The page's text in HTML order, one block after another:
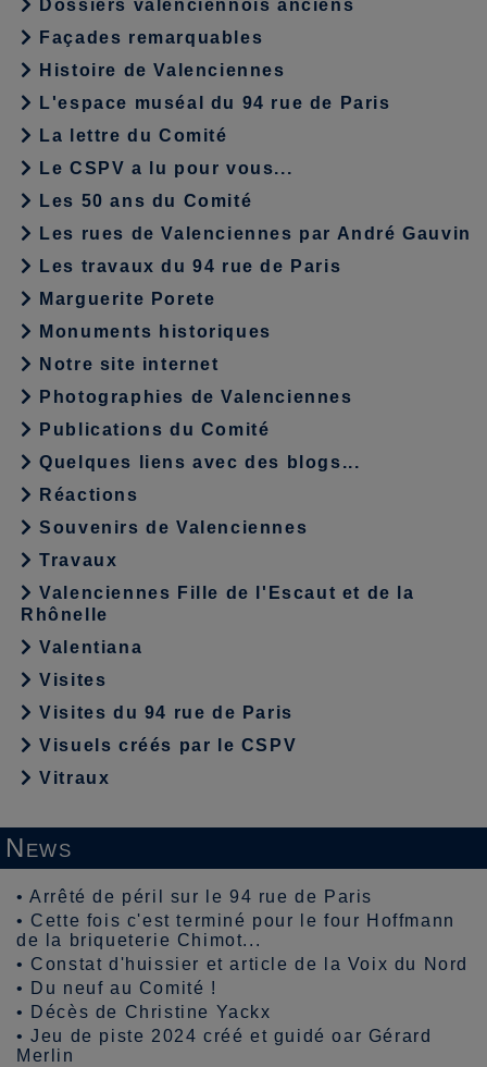
Dossiers valenciennois anciens
Façades remarquables
Histoire de Valenciennes
L'espace muséal du 94 rue de Paris
La lettre du Comité
Le CSPV a lu pour vous...
Les 50 ans du Comité
Les rues de Valenciennes par André Gauvin
Les travaux du 94 rue de Paris
Marguerite Porete
Monuments historiques
Notre site internet
Photographies de Valenciennes
Publications du Comité
Quelques liens avec des blogs...
Réactions
Souvenirs de Valenciennes
Travaux
Valenciennes Fille de l'Escaut et de la
Rhônelle
Valentiana
Visites
Visites du 94 rue de Paris
Visuels créés par le CSPV
Vitraux
News
•Arrêté de péril sur le 94 rue de Paris
• Cette fois c'est terminé pour le four Hoffmann
de la briqueterie Chimot...
• Constat d'huissier et article de la Voix du Nord
•
Du neuf au Comité !
•
Décès de Christine Yackx
•Jeu de piste 2024 créé et guidé oar Gérard
Merlin